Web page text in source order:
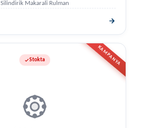
Silindirik Makarali Rulman
KAMPANYA
Stokta